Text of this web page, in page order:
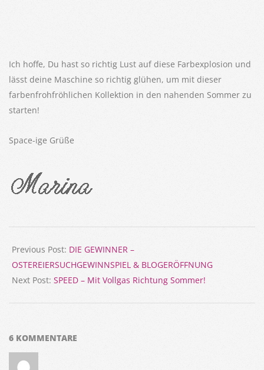
Ich hoffe, Du hast so richtig Lust auf diese Farbexplosion und
lässt deine Maschine so richtig glühen, um mit dieser
farbenfrohfröhlichen Kollektion in den nahenden Sommer zu
starten!
Space-ige Grüße
04-
18
Previous Post: DIE GEWINNER –
OSTEREIERSUCHGEWINNSPIEL & BLOGERÖFFNUNG
Next Post: SPEED – Mit Vollgas Richtung Sommer!
6 KOMMENTARE